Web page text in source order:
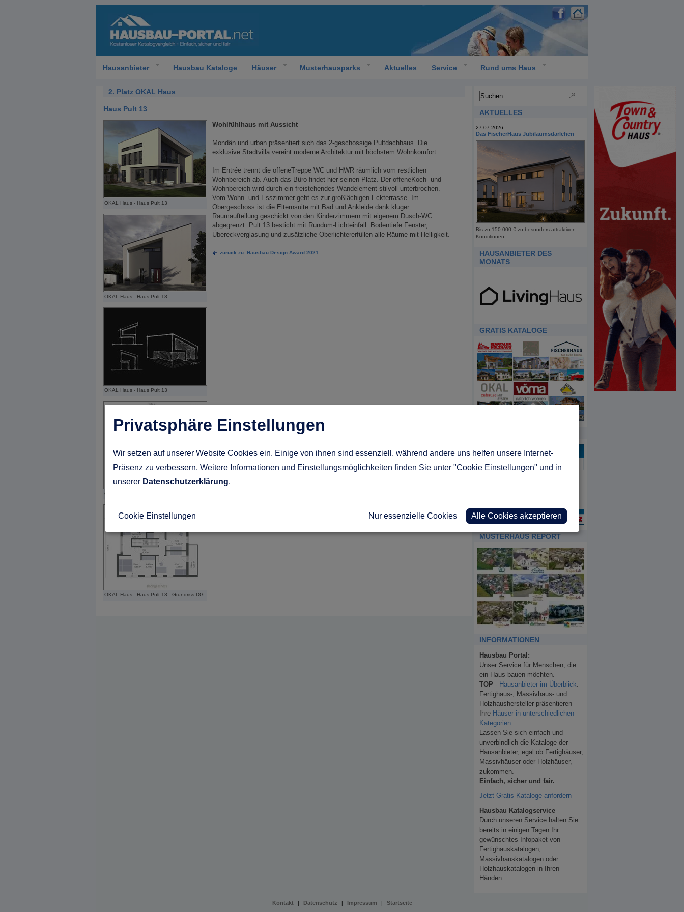
Hausanbieter Hausbau Kataloge Häuser Musterhausparks Aktuelles Service Rund ums Haus
2. Platz OKAL Haus
Haus Pult 13
OKAL Haus - Haus Pult 13
OKAL Haus - Haus Pult 13
OKAL Haus - Haus Pult 13
OKAL Haus - Haus Pult 13 - Grundriss EG
OKAL Haus - Haus Pult 13 - Grundriss DG
Wohlfühlhaus mit Aussicht
Mondän und urban präsentiert sich das 2-geschossige Pultdachhaus. Die
exklusive Stadtvilla vereint moderne Architektur mit höchstem Wohnkomfort.
Im Entrée trennt die offeneTreppe WC und HWR räumlich vom restlichen
Wohnbereich ab. Auch das Büro findet hier seinen Platz. Der offeneKoch- und
Wohnbereich wird durch ein freistehendes Wandelement stilvoll unterbrochen.
Vom Wohn- und Esszimmer geht es zur großlächigen Eckterrasse. Im
Obergeschoss ist die Elternsuite mit Bad und Ankleide dank kluger
Raumaufteilung geschickt von den Kinderzimmern mit eigenem Dusch-WC
abgegrenzt. Pult 13 besticht mit Rundum-Lichteinfall: Bodentiefe Fenster,
Übereckverglasung und zusätzliche Oberlichtererfüllen alle Räume mit Helligkeit.
zurück zu: Hausbau Design Award 2021
AKTUELLES
27.07.2026
Das FischerHaus Jubiläumsdarlehen
Bis zu 150.000 € zu besonders attraktiven
Konditionen
HAUSANBIETER DES
MONATS
GRATIS KATALOGE
MUSTERHAUS REPORT
INFORMATIONEN
Hausbau Portal:
Unser Service für Menschen, die
ein Haus bauen möchten.
TOP - Hausanbieter im Überblick
Fertighaus-, Massivhaus- und
Holzhaushersteller präsentieren
Ihre Häuser in unterschiedlichen
Kategorien
Lassen Sie sich einfach und
unverbindlich die Kataloge der
Hausanbieter, egal ob Fertighäuser,
Massivhäuser oder Holzhäuser,
zukommen.
Einfach, sicher und fair.
Jetzt Gratis-Kataloge anfordern
Hausbau Katalogservice
Durch unseren Service halten Sie
bereits in einigen Tagen Ihr
gewünschtes Infopaket von
Fertighauskatalogen,
Massivhauskatalogen oder
Holzhauskatalogen in Ihren
Händen.
Kontakt | Datenschutz | Impressum | Startseite
Privatsphäre Einstellungen
Wir setzen auf unserer Website Cookies ein. Einige von ihnen sind essenziell, während andere uns helfen unsere Internet-
Präsenz zu verbessern. Weitere Informationen und Einstellungsmöglichkeiten finden Sie unter "Cookie Einstellungen" und in
unserer Datenschutzerklärung.
Cookie Einstellungen Nur essenzielle Cookies Alle Cookies akzeptieren